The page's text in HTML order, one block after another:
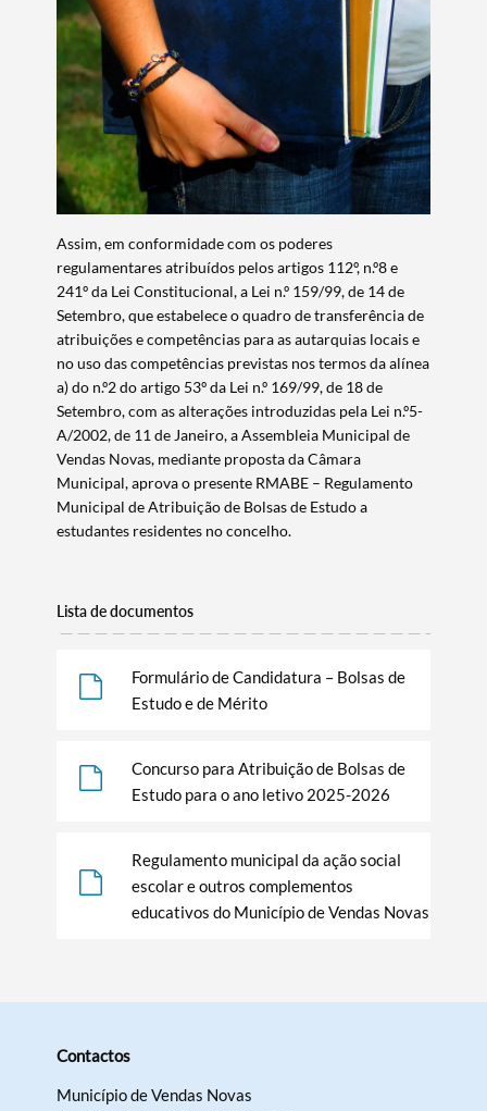
Categorias gerais
Assim, em conformidade com os poderes
regulamentares atribuídos pelos artigos 112º, n.º8 e
241º da Lei Constitucional, a Lei n.º 159/99, de 14 de
Setembro, que estabelece o quadro de transferência de
atribuições e competências para as autarquias locais e
no uso das competências previstas nos termos da alínea
a) do n.º2 do artigo 53º da Lei n.º 169/99, de 18 de
Setembro, com as alterações introduzidas pela Lei n.º5-
A/2002, de 11 de Janeiro, a Assembleia Municipal de
Vendas Novas, mediante proposta da Câmara
Municipal, aprova o presente RMABE – Regulamento
Municipal de Atribuição de Bolsas de Estudo a
estudantes residentes no concelho.
Lista de documentos
Formulário de Candidatura – Bolsas de
Estudo e de Mérito
Concurso para Atribuição de Bolsas de
Estudo para o ano letivo 2025-2026
Regulamento municipal da ação social
escolar e outros complementos
educativos do Município de Vendas Novas
Contactos
Município de Vendas Novas